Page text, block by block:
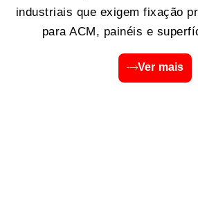
industriais que exigem fixação
para ACM, painéis e
Ver mais